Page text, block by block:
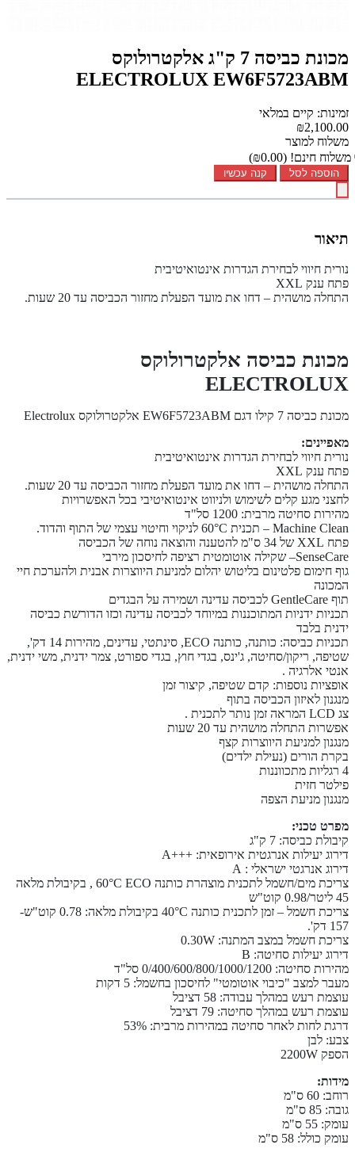
מכונת כביסה 7 ק"ג אלקטרולוקס
ELECTROLUX EW6F5723ABM
זמינות: קיים במלאי
₪2,100.00
משלוח למוצר
משלוח חינם! (₪0.00)
הוספה לסל קנה עכשיו
תיאור
נורית חיווי לבחירת הגדרות אינטואיטיבית
פתח ענק XXL
התחלה מושהית – דחו את מועד הפעלת מחזור הכביסה עד 20 שעות.
מכונת כביסה אלקטרולוקס
ELECTROLUX
מכונת כביסה 7 קילו דגם EW6F5723ABM אלקטרולוקס Electrolux
מאפיינים:
נורית חיווי לבחירת הגדרות אינטואיטיבית
פתח ענק XXL
התחלה מושהית – דחו את מועד הפעלת מחזור הכביסה עד 20 שעות.
לחצני מגע קלים לשימוש ולניווט אינטואיטיבי בכל האפשרויות
מהירות סחיטה מרבית: 1200 סל"ד
Machine Clean – תכנית 60°C לניקוי וחיטוי עצמי של התוף והדוד.
פתח XXL של 34 ס"מ להטענה והוצאה נוחה של הכביסה
SenseCare– שקילה אוטומטית רציפה לחיסכון מירבי
גוף חימום פלטינום בליטוש יהלום למניעת היווצרות אבנית ולהערכת חיי
המכונה
תוף GentleCare לכביסה עדינה ושמירה על הבגדים
תכניות ידניות המתוכננות במיוחד לכביסה עדינה וכזו הדורשת כביסה
ידנית בלבד
תכניות כביסה: כותנה, כותנה ECO, סינתטי, עדינים, מהירות 14 דק',
שטיפה, ריקון/סחיטה, ג'ינס, בגדי חוץ, בגדי ספורט, צמר ידנית, משי ידנית,
אנטי אלרגיה .
אופציות נוספות: קדם שטיפה, קיצור זמן
מנגנון לאיזון הכביסה בתוף
צג LCD המראה זמן נותר לתכנית .
אפשרות התחלה מושהית עד 20 שעות
מנגנון למניעת היווצרות קצף
בקרת הורים (נעילת ילדים)
4 רגליות מתכווננות
פילטר חזית
מנגנון מניעת הצפה
מפרט טכני:
קיבולת כביסה: 7 ק"ג
דירוג יעילות אנרגטית אירופאית: +++A
דירוג אנרגטי ישראלי : A
צריכת מים/חשמל לתכנית מוצהרת כותנה 60°C ECO , בקיבולת מלאה
45 ליטר/0.98 קוט"ש
צריכת חשמל – זמן לתכנית כותנה 40°C בקיבולת מלאה: 0.78 קוט"ש-
157 דק'.
צריכת חשמל במצב המתנה: 0.30W
דירוג יעילות סחיטה: B
מהירות סחיטה: 0/400/600/800/1000/1200 סל"ד
מעבר למצב "כיבוי אוטומטי" לחיסכון בחשמל: 5 דקות
עוצמת רעש במהלך עבודה: 58 דציבל
עוצמת רעש במהלך סחיטה: 79 דציבל
דרגת לחות לאחר סחיטה במהירות מרבית: 53%
צבע: לבן
הספק 2200W
מידות:
רוחב: 60 ס"מ
גובה: 85 ס"מ
עומק: 55 ס"מ
עומק כולל: 58 ס"מ